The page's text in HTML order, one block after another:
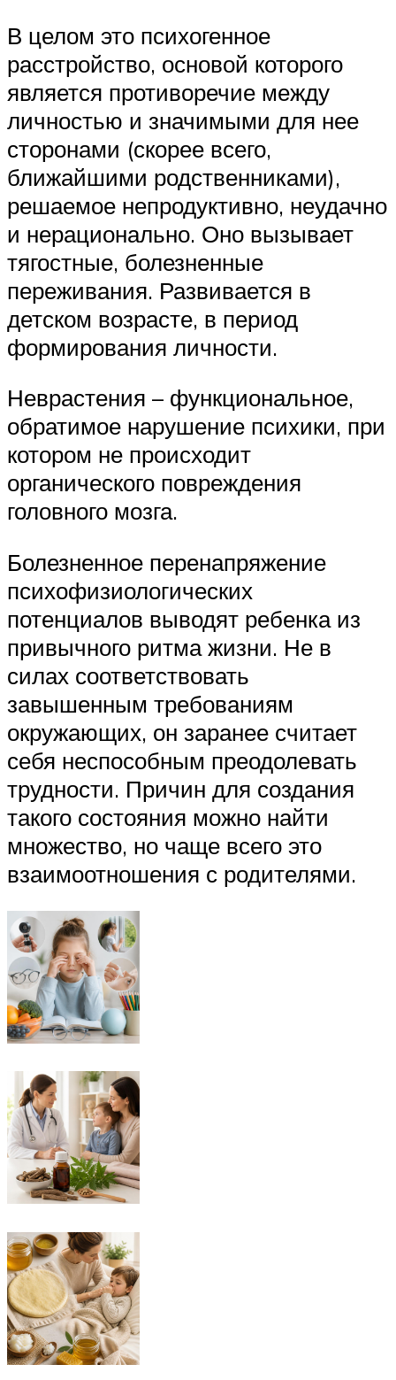
В целом это психогенное
расстройство, основой которого
является противоречие между
личностью и значимыми для нее
сторонами (скорее всего,
ближайшими родственниками),
решаемое непродуктивно, неудачно
и нерационально. Оно вызывает
тягостные, болезненные
переживания. Развивается в
детском возрасте, в период
формирования личности.
Неврастения – функциональное,
обратимое нарушение психики, при
котором не происходит
органического повреждения
головного мозга.
Болезненное перенапряжение
психофизиологических
потенциалов выводят ребенка из
привычного ритма жизни. Не в
силах соответствовать
завышенным требованиям
окружающих, он заранее считает
себя неспособным преодолевать
трудности. Причин для создания
такого состояния можно найти
множество, но чаще всего это
взаимоотношения с родителями.